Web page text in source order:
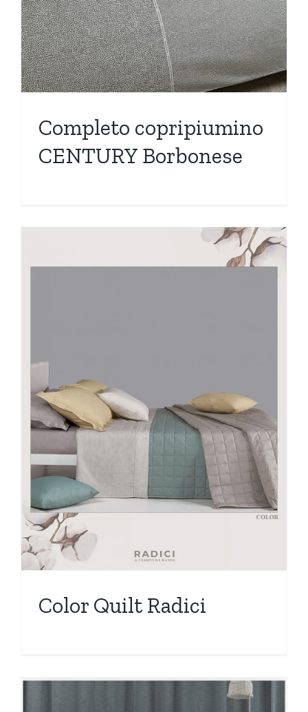
Completo copripiumino
CENTURY Borbonese
Color Quilt Radici